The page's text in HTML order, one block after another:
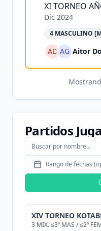
XI TORNEO
Dic 2024
4 MASCULINO
AD AG Aitor
Partidos
Rango de fechas
XIV TORNEO
3 MIX. ≤3ª MAS / ≤2ª